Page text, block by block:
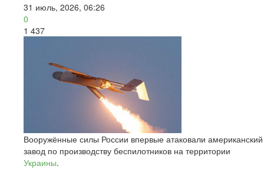
31 июль, 2026, 06:26
0
1 437
Вооружённые силы России впервые атаковали американский
завод по производству беспилотников на территории
Украины.